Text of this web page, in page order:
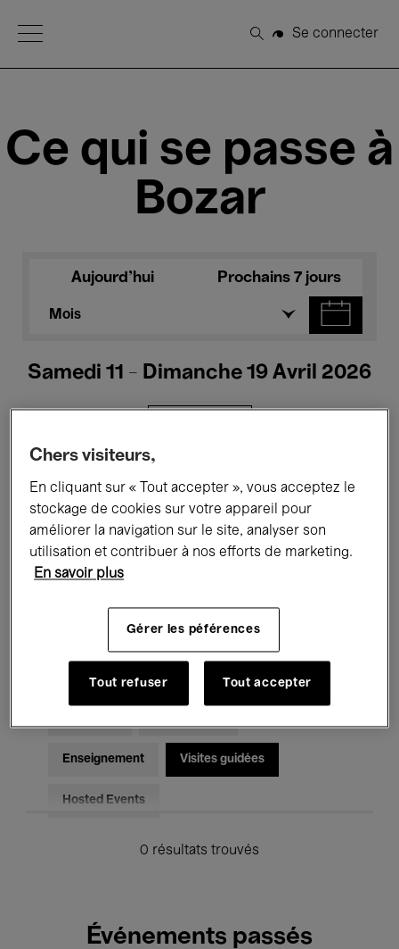
Open Menu
Rechercher
Se connecter
Ce qui se passe à
Bozar
Aujourd'hui Prochains 7 jours
Mois
Samedi 11 - Dimanche 19 Avril 2026
Tous les événements Concerts
Expositions Performances
Rencontres & Débats
Musique classique Global Music
Enseignement Visites guidées
Hosted Events
0 résultats trouvés
Événements passés
Chers visiteurs,
En cliquant sur « Tout accepter », vous acceptez le
stockage de cookies sur votre appareil pour
améliorer la navigation sur le site, analyser son
utilisation et contribuer à nos efforts de marketing.
En savoir plus
Gérer les péférences
Tout refuser Tout accepter